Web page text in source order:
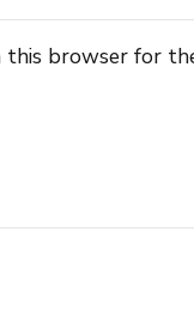
this browser for